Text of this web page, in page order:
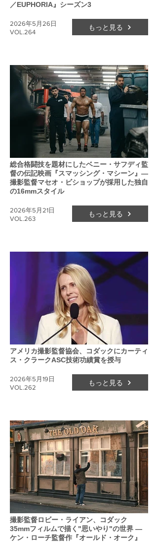
／EUPHORIA』シーズン3
VOL.264
2026年5月26日 もっと見る
総合格闘技を題材にしたベニー・サフディ監
督の伝記映画『スマッシング・マシーン』―
撮影監督マセオ・ビショップが採用した独自
の16mmスタイル
VOL.263
2026年5月21日 もっと見る
アメリカ撮影監督協会、コダックにカーティ
ス・クラークASC技術功績賞を授与
VOL.262
2026年5月19日 もっと見る
撮影監督ロビー・ライアン、コダック
35mmフィルムで描く"思いやり"の世界 ―
ケン・ローチ監督作『オールド・オーク』